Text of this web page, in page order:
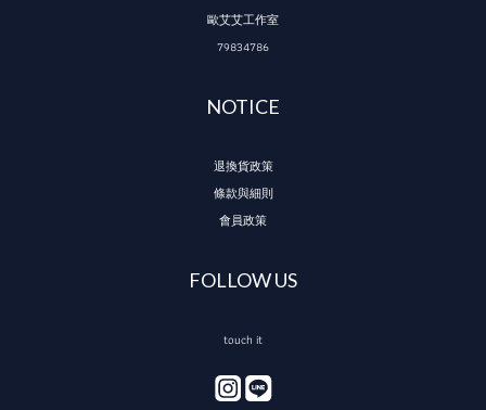
歐艾艾工作室
79834786
NOTICE
退換貨政策
條款與細則
會員政策
FOLLOW US
touch it